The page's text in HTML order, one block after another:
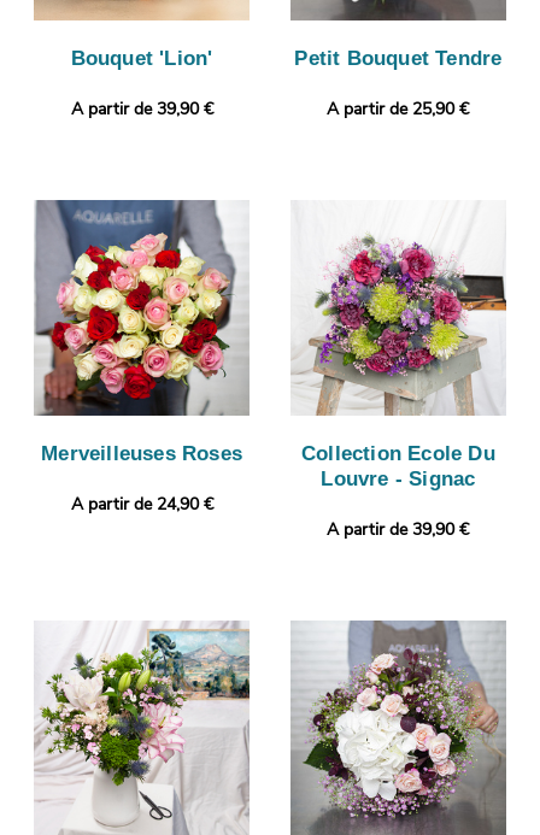
Bouquet 'Lion'
A partir de 39,90 €
Petit Bouquet Tendre
A partir de 25,90 €
Merveilleuses Roses
A partir de 24,90 €
Collection Ecole Du
Louvre - Signac
A partir de 39,90 €